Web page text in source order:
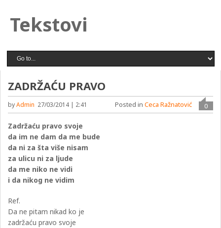
Tekstovi
ZADRŽAĆU PRAVO
byAdmin 27/03/2014 | 2:41 0
Posted in Ceca Ražnatović
Zadržaću pravo svoje
da im ne dam da me bude
da ni za šta više nisam
za ulicu ni za ljude
da me niko ne vidi
i da nikog ne vidim
Ref.
Da ne pitam nikad ko je
zadržaću pravo svoje